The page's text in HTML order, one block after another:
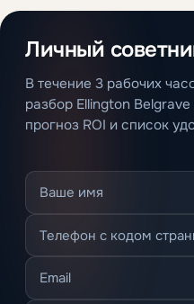
Личный
В течение 3 рабочих
разбор Ellington
прогноз ROI и список